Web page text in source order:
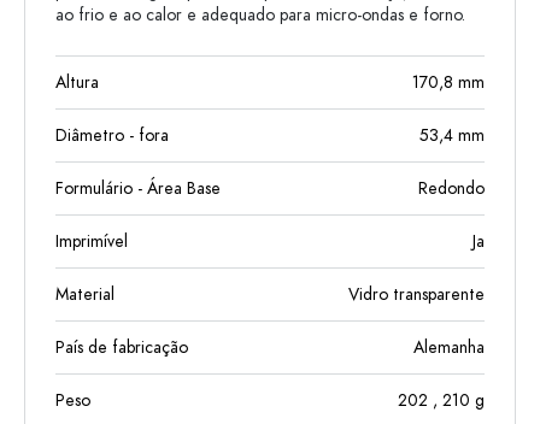
ao frio e ao calor e adequado para micro-ondas e forno.
Altura 170,8 mm
Diâmetro - fora 53,4 mm
Formulário - Área Base Redondo
Imprimível Ja
Material Vidro transparente
País de fabricação Alemanha
Peso 202 , 210 g